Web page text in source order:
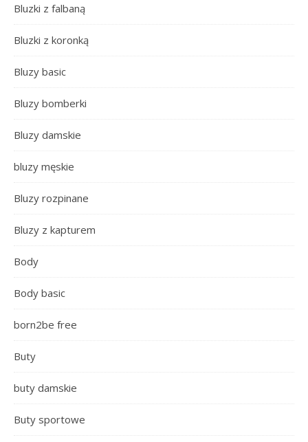
Bluzki z falbaną
Bluzki z koronką
Bluzy basic
Bluzy bomberki
Bluzy damskie
bluzy męskie
Bluzy rozpinane
Bluzy z kapturem
Body
Body basic
born2be free
Buty
buty damskie
Buty sportowe